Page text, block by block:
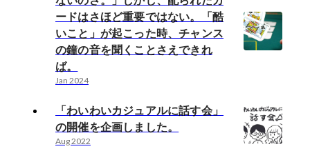
ードはさほど重要ではない。「酷
いこと」が起こった時、チャンス
の鐘の音を聞くことさえできれ
ば。
Jan 2024
「わいわいカジュアルに話す会」
の開催を企画しました。
Aug 2022